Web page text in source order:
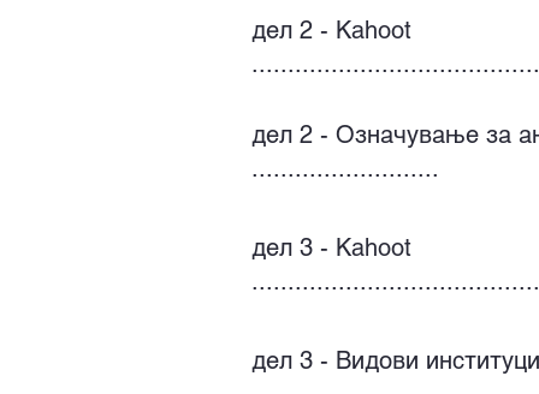
дел 2 - Kahoot
дел 2 - Означување за
..........................
дел 3 - Kahoot
дел 3 - Видови